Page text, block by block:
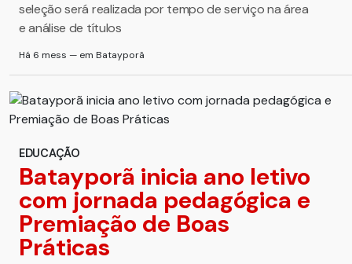
seleção será realizada por tempo de serviço na área
e análise de títulos
Há 6 mess — em Batayporã
EDUCAÇÃO
Batayporã inicia ano letivo
com jornada pedagógica e
Premiação de Boas
Práticas